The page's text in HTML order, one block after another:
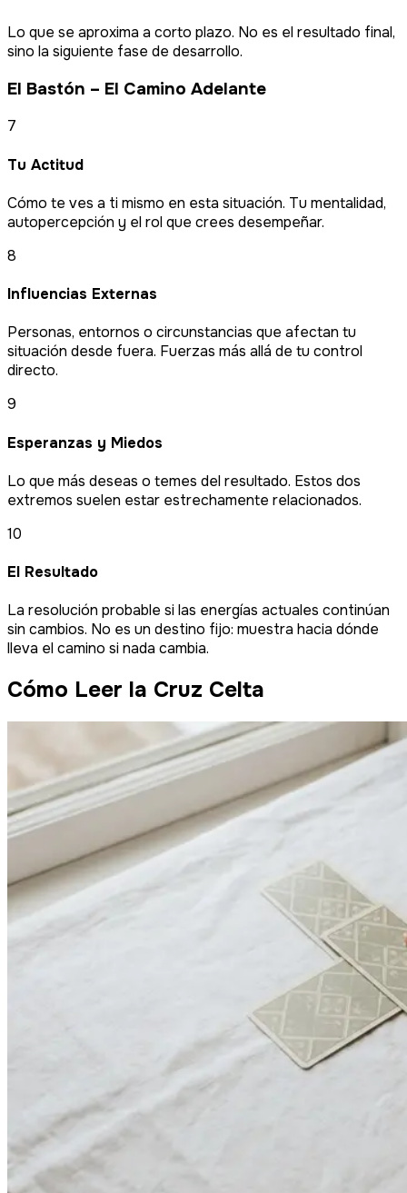
Lo que se aproxima a corto plazo. No es el resultado final,
sino la siguiente fase de desarrollo.
El Bastón – El Camino Adelante
7
Tu Actitud
Cómo te ves a ti mismo en esta situación. Tu mentalidad,
autopercepción y el rol que crees desempeñar.
8
Influencias Externas
Personas, entornos o circunstancias que afectan tu
situación desde fuera. Fuerzas más allá de tu control
directo.
9
Esperanzas y Miedos
Lo que más deseas o temes del resultado. Estos dos
extremos suelen estar estrechamente relacionados.
10
El Resultado
La resolución probable si las energías actuales continúan
sin cambios. No es un destino fijo: muestra hacia dónde
lleva el camino si nada cambia.
Cómo Leer la Cruz Celta